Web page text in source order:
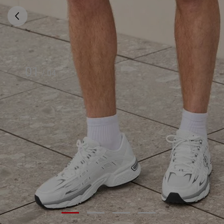
01 / 04